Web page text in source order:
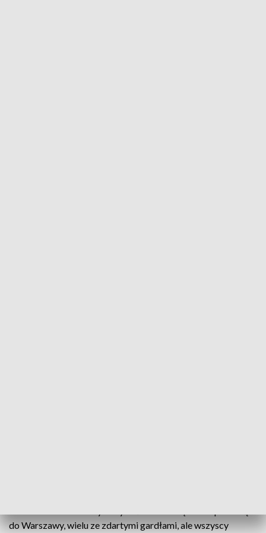
do Warszawy, wielu ze zdartymi gardłami, ale wszyscy